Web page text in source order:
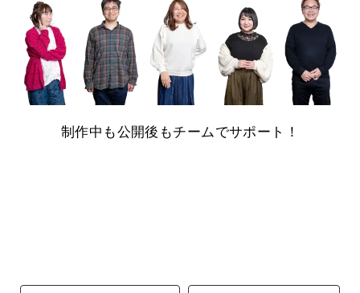
制作中も公開後もチームでサポート！